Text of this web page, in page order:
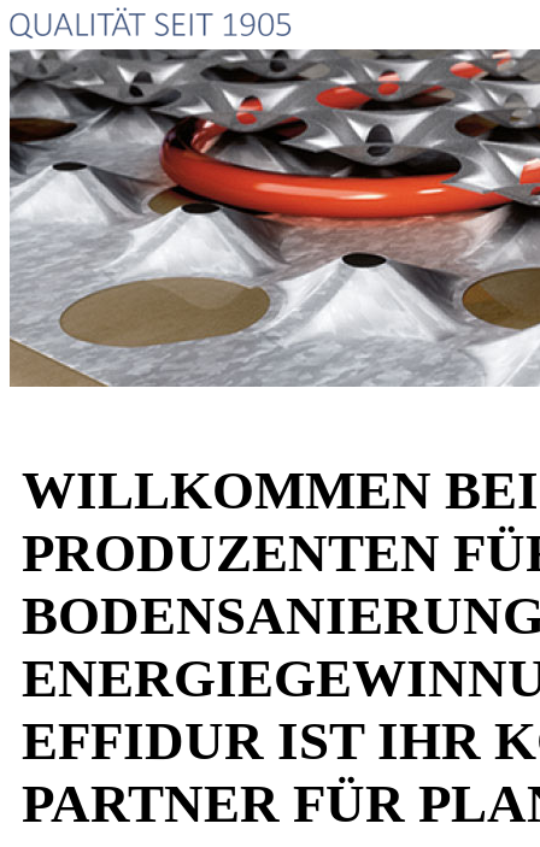
WILLKOMMEN
PRODUZENTEN
EFFIDUR IST IHR
PARTNER FÜR